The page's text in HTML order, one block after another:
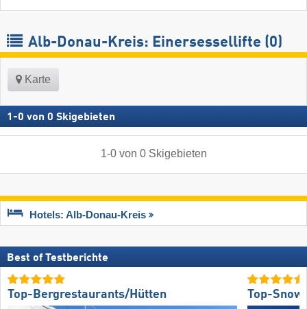
Alb-Donau-Kreis: Einersessellifte (0)
Karte
1 -0 von 0 Skigebieten
1-0von 0 Skigebieten
Hotels: Alb-Donau-Kreis
Best of Testberichte
Top-Bergrestaurants/Hütten Top-